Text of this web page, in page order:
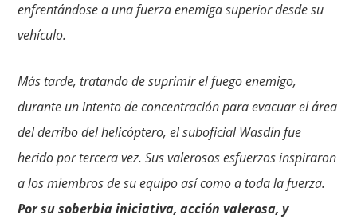
enfrentándose a una fuerza enemiga superior desde su
vehículo.
Más tarde, tratando de suprimir el fuego enemigo,
durante un intento de concentración para evacuar el área
del derribo del helicóptero, el suboficial Wasdin fue
herido por tercera vez. Sus valerosos esfuerzos inspiraron
a los miembros de su equipo así como a toda la fuerza.
Por su soberbia iniciativa, acción valerosa, y